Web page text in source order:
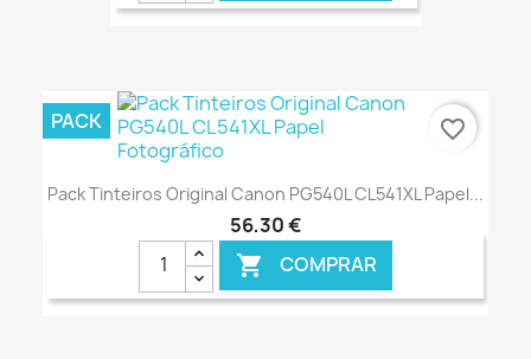
€ ONLINE
Pack Tinteiros Original Canon PG540L CL541XL Papel...
56,30 €
 COMPRAR
PACK favorite_border